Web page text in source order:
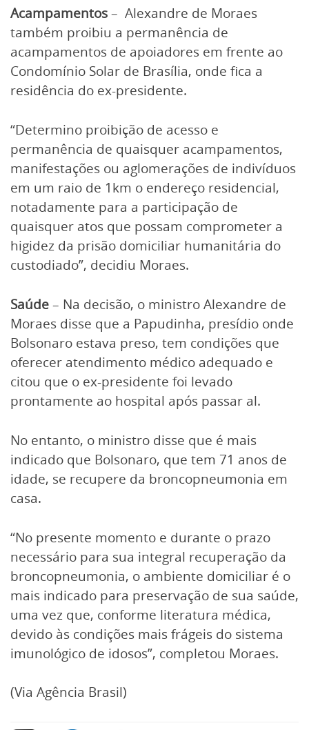
Acampamentos– Alexandre de Moraes
também proibiu a permanência de
acampamentos de apoiadores em frente ao
Condomínio Solar de Brasília, onde fica a
residência do ex-presidente.
“Determino proibição de acesso e
permanência de quaisquer acampamentos,
manifestações ou aglomerações de indivíduos
em um raio de 1km o endereço residencial,
notadamente para a participação de
quaisquer atos que possam comprometer a
higidez da prisão domiciliar humanitária do
custodiado”, decidiu Moraes.
Saúde– Na decisão, o ministro Alexandre de
Moraes disse que a Papudinha, presídio onde
Bolsonaro estava preso, tem condições que
oferecer atendimento médico adequado e
citou que o ex-presidente foi levado
prontamente ao hospital após passar al.
No entanto, o ministro disse que é mais
indicado que Bolsonaro, que tem 71 anos de
idade, se recupere da broncopneumonia em
casa.
“No presente momento e durante o prazo
necessário para sua integral recuperação da
broncopneumonia, o ambiente domiciliar é o
mais indicado para preservação de sua saúde,
uma vez que, conforme literatura médica,
devido às condições mais frágeis do sistema
imunológico de idosos”, completou Moraes.
(Via Agência Brasil)